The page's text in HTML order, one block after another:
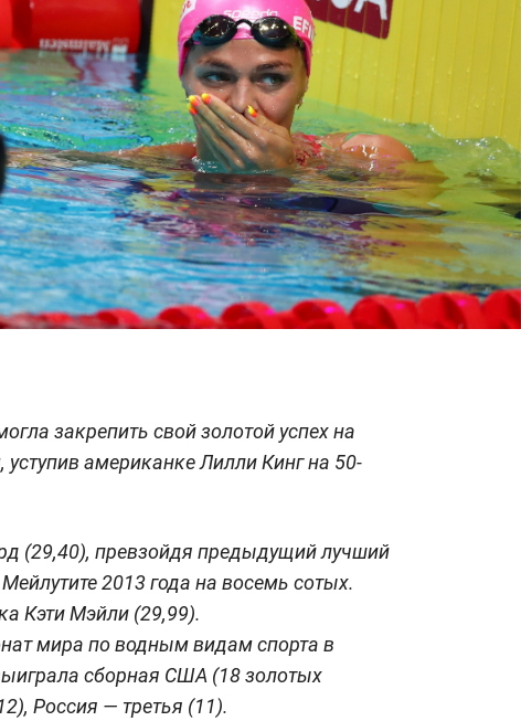
закрепить свой золотой успех на
американке Лилли Кинг на 50-
(29,40), превзойдя предыдущий лучший
2013 года на восемь сотых.
Кэти Мэйли (29,99).
мира по водным видам спорта в
сборная США (18 золотых
Россия — третья (11).